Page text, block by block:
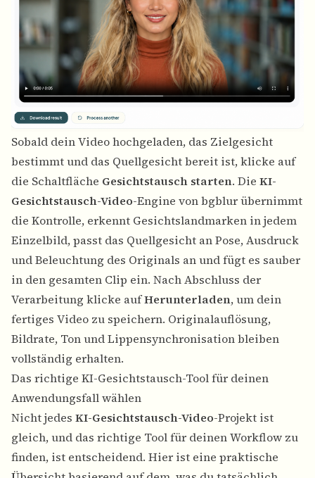
Sobald dein Video hochgeladen, das Zielgesicht
bestimmt und das Quellgesicht bereit ist, klicke auf
die Schaltfläche Gesichtstausch starten. Die KI-
Gesichtstausch-Video-Engine von bgblur übernimmt
die Kontrolle, erkennt Gesichtslandmarken in jedem
Einzelbild, passt das Quellgesicht an Pose, Ausdruck
und Beleuchtung des Originals an und fügt es sauber
in den gesamten Clip ein. Nach Abschluss der
Verarbeitung klicke aufHerunterladen, um dein
fertiges Video zu speichern. Originalauflösung,
Bildrate, Ton und Lippensynchronisation bleiben
vollständig erhalten.
Das richtige KI-Gesichtstausch-Tool für deinen
Anwendungsfall wählen
Nicht jedes KI-Gesichtstausch-Video-Projekt ist
gleich, und das richtige Tool für deinen Workflow zu
finden, ist entscheidend. Hier ist eine praktische